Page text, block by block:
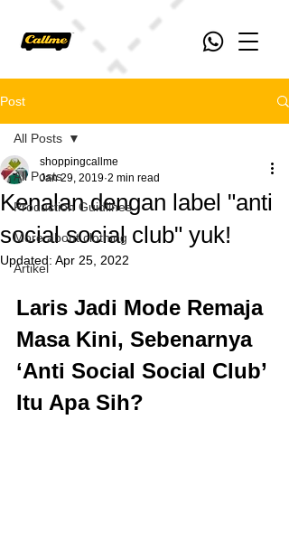
Post
All Posts
Production Guidlines
More about clothing
Artikel
All Posts
Kenalan dengan label "anti
social social club" yuk!
shoppingcallme
Jan 29, 2019 2 min read
Updated: Apr 25, 2022
Laris Jadi Mode Remaja
Masa Kini, Sebenarnya
‘Anti Social Social Club’
Itu Apa Sih?